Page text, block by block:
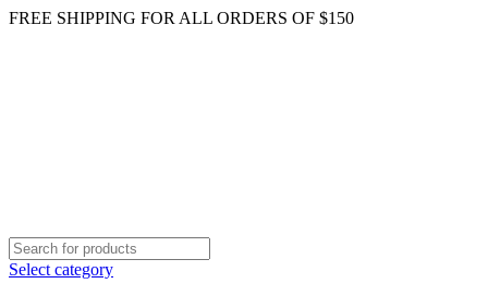
FREE SHIPPING FOR ALL ORDERS OF $150
Select category